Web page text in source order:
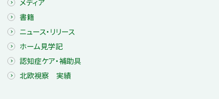
メディア
書籍
ニュース・リリース
ホーム見学記
認知症ケア・補助具
北欧視察 実績